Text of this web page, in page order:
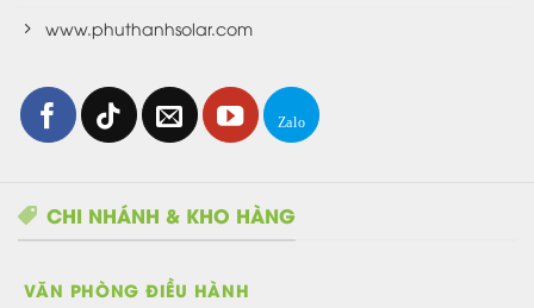
www.phuthanhsolar.com
CHI NHÁNH & KHO HÀNG
VĂN PHÒNG ĐIỀU HÀNH